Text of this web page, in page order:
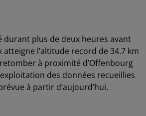
durant plus de deux heures avant
atteigne l’altitude record de 34.7 km
à proximité d’Offenbourg
des données recueillies
à partir d’aujourd’hui.